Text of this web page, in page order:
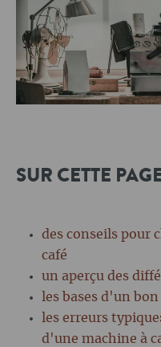
SUR CETTE
des conseils pour
café
un aperçu des
les bases d'un bon
les erreurs
d'une machine à